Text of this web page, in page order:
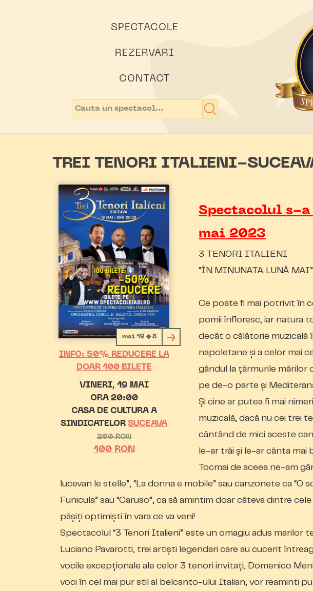
SPECTACOLE
REZERVARI
CONTACT
TREI TENORI ITALIENI-
mai 19 ◆ 8
INFO: 50% REDUCERE LA
DOAR 100 BILETE
VINERI 19 MAI
ORA 20:00
CASA DE CULTURA A
SINDICATELOR SUCEAVA
200 RON
100 RON
Spectacolul s-a
mai 2023
3 TENORI ITALIENI
“ÎN MINUNATA LUNĂ MAI”
Ce poate fi mai potrivit în
pomii înfloresc, iar natura
decât o călătorie muzical ă
napoletane și a celor mai
gândul
la țărmurile mărilor
pe de-o parte și
Și cine ar putea fi mai
muzical ă, dacă nu cei trei
cântând de mici aceste
le-ar trăi și le-ar cânta mai
Tocmai de aceea ne-am
lucevan le stelle”, “La donna e mobile” sau canzonete ca “O
Funicula” sau “Caruso”, ca să amintim doar câteva dintre
pășiți optimiști în vara ce va veni!
Spectacolul “3 Tenori Italieni” este un omagiu adus marilor
Luciano Pavarotti, trei artiști legendari care au cucerit
vocile excepționale ale celor 3 tenori invitați, Domenico
voci în cel mai pur stil al belcanto-ului Italian, vor reaminti